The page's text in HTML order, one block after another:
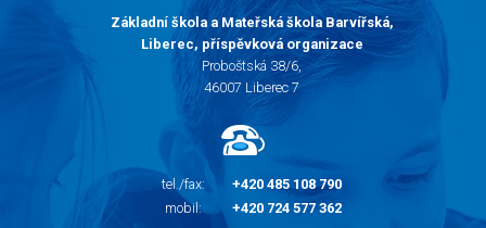
Základní škola a Mateřská škola Barvířská,
Liberec, příspěvková organizace
Proboštská 38/6,
46007 Liberec 7
tel./fax:
+420 485 108 790
mobil:
+420 724 577 362